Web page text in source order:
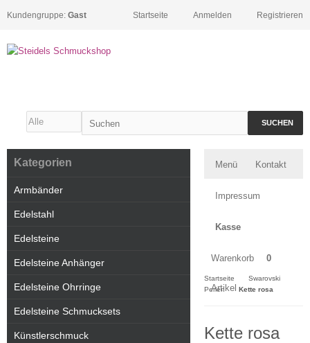
Kundengruppe: Gast Registrieren
Anmelden
Startseite
SUCHEN
Menü Kontakt
Impressum
Kasse
Warenkorb 0
Artikel
Startseite
Swarovski
Perlen
Kette rosa
Kette rosa
Kategorien
Armbänder
Edelstahl
Edelsteine
Edelsteine Anhänger
Edelsteine Ohrringe
Edelsteine Schmucksets
Künstlerschmuck